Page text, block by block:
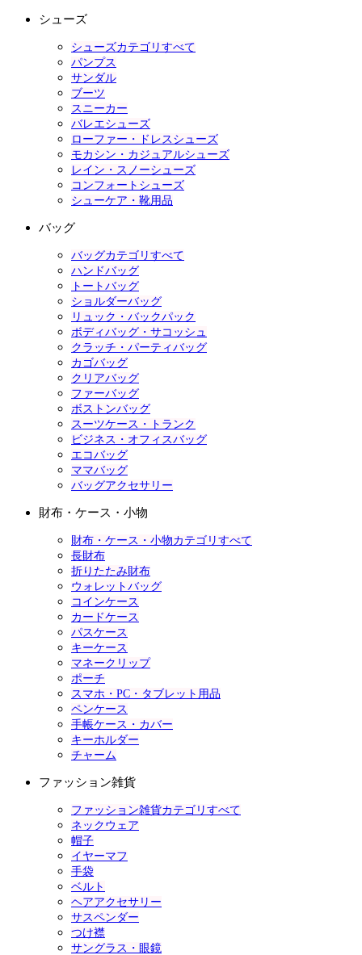
シューズ
シューズカテゴリすべて
パンプス
サンダル
ブーツ
スニーカー
バレエシューズ
ローファー・ドレスシューズ
モカシン・カジュアルシューズ
レイン・スノーシューズ
コンフォートシューズ
シューケア・靴用品
バッグ
バッグカテゴリすべて
ハンドバッグ
トートバッグ
ショルダーバッグ
リュック・バックパック
ボディバッグ・サコッシュ
クラッチ・パーティバッグ
カゴバッグ
クリアバッグ
ファーバッグ
ボストンバッグ
スーツケース・トランク
ビジネス・オフィスバッグ
エコバッグ
ママバッグ
バッグアクセサリー
財布・ケース・小物
財布・ケース・小物カテゴリすべて
長財布
折りたたみ財布
ウォレットバッグ
コインケース
カードケース
パスケース
キーケース
マネークリップ
ポーチ
スマホ・PC・タブレット用品
ペンケース
手帳ケース・カバー
キーホルダー
チャーム
ファッション雑貨
ファッション雑貨カテゴリすべて
ネックウェア
帽子
イヤーマフ
手袋
ベルト
ヘアアクセサリー
サスペンダー
つけ襟
サングラス・眼鏡